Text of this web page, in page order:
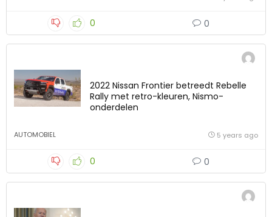
0 0
2022 Nissan Frontier betreedt Rebelle
Rally met retro-kleuren, Nismo-
onderdelen
AUTOMOBIEL 5 years ago
0 0